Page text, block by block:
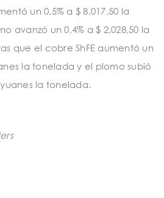
un 0,5% a $ 8.017,50 la
avanzó un 0,4% a $ 2.028,50 la
que el cobre ShFE aumentó un
la tonelada y el plomo subió
yuanes la tonelada.